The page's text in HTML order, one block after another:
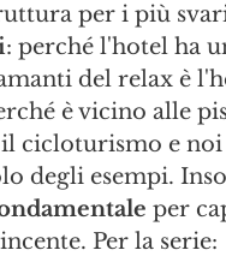
per i più
: perché l'hotel ha
del relax è
è vicino alle
cicloturismo e
degli esempi.
per
Per la serie: